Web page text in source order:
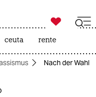

taz zahl ich
ceuta rente
Nach der Wahl